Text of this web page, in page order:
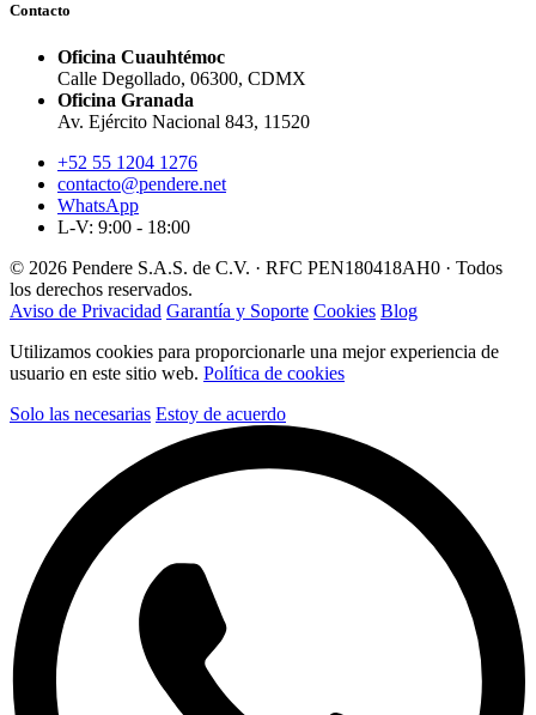
Contacto
Oficina Cuauhtémoc
Calle Degollado, 06300, CDMX
Oficina Granada
Av. Ejército Nacional 843, 11520
+52 55 1204 1276
contacto@pendere.net
WhatsApp
L-V: 9:00 - 18:00
© 2026 Pendere S.A.S. de C.V. · RFC PEN180418AH0 · Todos
los derechos reservados.
Aviso de Privacidad Garantía y Soporte Cookies Blog
Utilizamos cookies para proporcionarle una mejor experiencia de
usuario en este sitio web. Política de cookies
Solo las necesarias Estoy de acuerdo